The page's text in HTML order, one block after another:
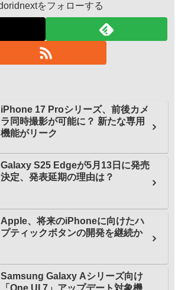
をフォローする
iPhone 17 Proシリーズ、前後カメ
ラ同時撮影が可能に？ 新たな専用
機能がリーク
Galaxy S25 Edgeが5月13日に発売
決定、発表延期の理由は？
Apple、将来のiPhoneに向けたハ
プティックボタンの開発を継続か
Samsung Galaxy Aシリーズ向け